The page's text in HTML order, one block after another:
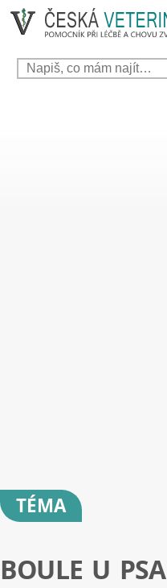
TÉMA
BOULE U PSA